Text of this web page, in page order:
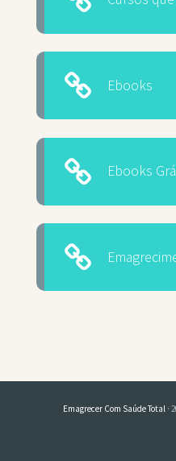
Ebooks
Ebooks
Emagrecer Com Saúde Total ·